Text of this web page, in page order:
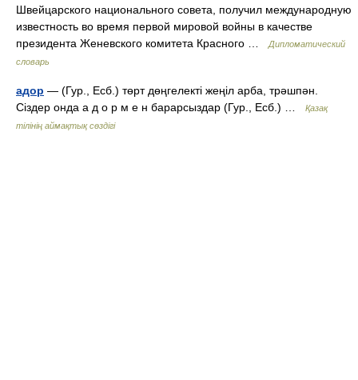
Швейцарского национального совета, получил международную
известность во время первой мировой войны в качестве
президента Женевского комитета Красного …
Дипломатический
словарь
адор — (Гур., Есб.) төрт дөңгелекті жеңіл арба, трәшпән.
Сіздер онда а д о р м е н барарсыздар (Гур., Есб.) …
Қазақ
тілінің аймақтық сөздігі